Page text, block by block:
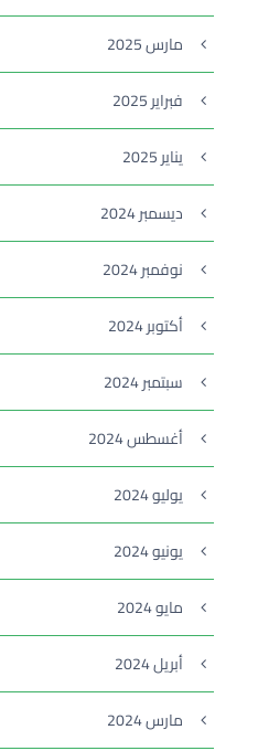
مارس 2025
فبراير 2025
يناير 2025
ديسمبر 2024
نوفمبر 2024
أكتوبر 2024
سبتمبر 2024
أغسطس 2024
يوليو 2024
يونيو 2024
مايو 2024
أبريل 2024
مارس 2024